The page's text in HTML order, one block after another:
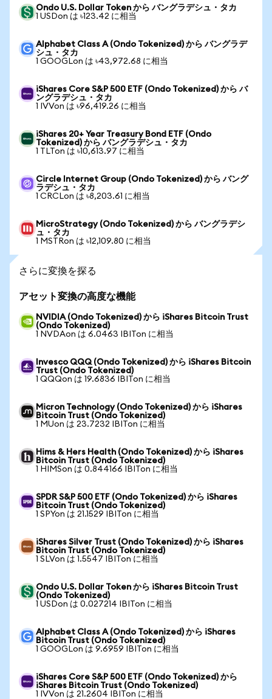
Ondo U.S. Dollar Token から バングラデシュ・タカ
1 USDon は ৳123.42 に相当
Alphabet Class A (Ondo Tokenized) から バングラデ
シュ・タカ
1 GOOGLon は ৳43,972.68 に相当
iShares Core S&P 500 ETF (Ondo Tokenized) から バ
ングラデシュ・タカ
1 IVVon は ৳96,419.26 に相当
iShares 20+ Year Treasury Bond ETF (Ondo
Tokenized) から バングラデシュ・タカ
1 TLTon は ৳10,613.97 に相当
Circle Internet Group (Ondo Tokenized) から バング
ラデシュ・タカ
1 CRCLon は ৳8,203.61 に相当
MicroStrategy (Ondo Tokenized) から バングラデシ
ュ・タカ
1 MSTRon は ৳12,109.80 に相当
さらに変換を探る
アセット変換の高度な機能
NVIDIA (Ondo Tokenized) から iShares Bitcoin Trust
(Ondo Tokenized)
1 NVDAon は 6.0463 IBITon に相当
Invesco QQQ (Ondo Tokenized) から iShares Bitcoin
Trust (Ondo Tokenized)
1 QQQon は 19.6836 IBITon に相当
Micron Technology (Ondo Tokenized) から iShares
Bitcoin Trust (Ondo Tokenized)
1 MUon は 23.7232 IBITon に相当
Hims & Hers Health (Ondo Tokenized) から iShares
Bitcoin Trust (Ondo Tokenized)
1 HIMSon は 0.844166 IBITon に相当
SPDR S&P 500 ETF (Ondo Tokenized) から iShares
Bitcoin Trust (Ondo Tokenized)
1 SPYon は 21.1529 IBITon に相当
iShares Silver Trust (Ondo Tokenized) から iShares
Bitcoin Trust (Ondo Tokenized)
1 SLVon は 1.5547 IBITon に相当
Ondo U.S. Dollar Token から iShares Bitcoin Trust
(Ondo Tokenized)
1 USDon は 0.027214 IBITon に相当
Alphabet Class A (Ondo Tokenized) から iShares
Bitcoin Trust (Ondo Tokenized)
1 GOOGLon は 9.6959 IBITon に相当
iShares Core S&P 500 ETF (Ondo Tokenized) から
iShares Bitcoin Trust (Ondo Tokenized)
1 IVVon は 21.2604 IBITon に相当